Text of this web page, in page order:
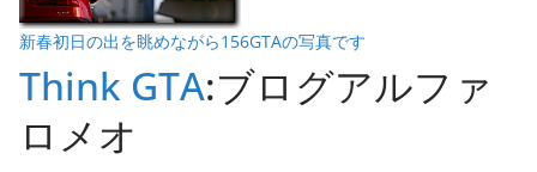
新春初日の出を眺めながら156GTAの写真です
Think GTA:ブログアルファ
ロメオ